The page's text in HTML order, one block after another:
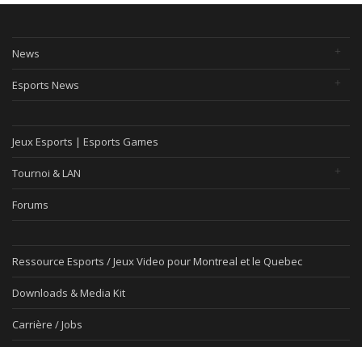
News
Esports News
Jeux Esports | Esports Games
Tournoi & LAN
Forums
Ressource Esports / Jeux Video pour Montreal et le Quebec
Downloads & Media Kit
Carrière / Jobs